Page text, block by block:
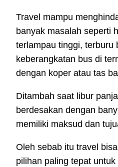
Travel mampu
banyak masalah seperti
terlampau tinggi, terburu
keberangkatan bus di
dengan koper atau tas
Ditambah saat libur
berdesakan dengan
memiliki maksud dan
Oleh sebab itu travel
pilihan paling tepat